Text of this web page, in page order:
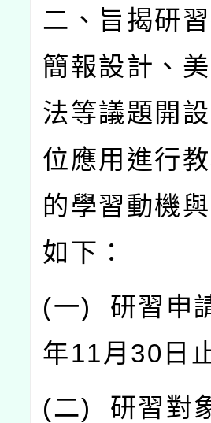
二、旨揭研
簡報設計、
法等議題開
位應用進行
的學習動機
如下：
(一) 研習申
年11月 30 日
(二) 研習對